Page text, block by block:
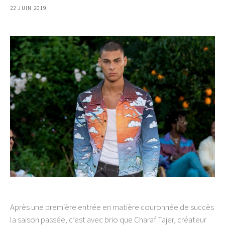
22 JUIN 2019
Après une première entrée en matière couronnée de succès
la saison passée, c’est avec brio que Charaf Tajer, créateur